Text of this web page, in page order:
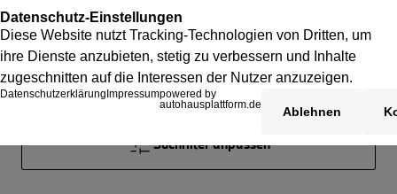
Suchfilter anpassen